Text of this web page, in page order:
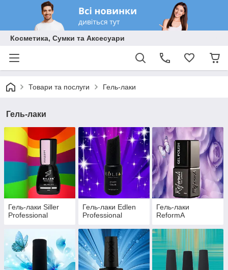
Косметика, Сумки та Аксесуари
Товари та послуги Гель-лаки
Гель-лаки
Гель-лаки Siller
Professional
Гель-лаки Edlen
Professional
Гель-лаки
ReformA